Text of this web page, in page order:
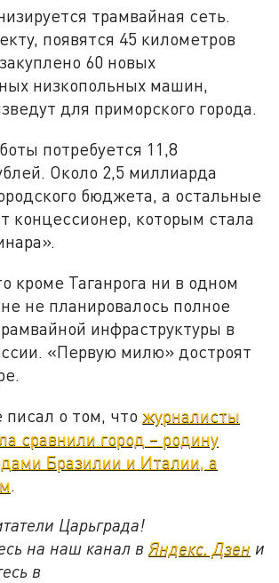
трамвайная сеть.
появятся 45 километров
60 новых
низкопольных машин,
для приморского города.
потребуется 11,8
Около 2,5 миллиарда
бюджета, а остальные
концессионер, которым стала
кроме Таганрога ни в одном
не планировалось полное
инфраструктуры в
«Первую милю» достроят
писал о том, что журналисты
сравнили город – родину
Бразилии и Италии, а
Царьграда!
на наш канал вЯндекс. Дзен и
в